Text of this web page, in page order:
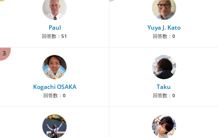
Paul
回答数： 51
Yuya J. Kato
回答数： 0
3
Kogachi OSAKA
回答数： 0
Taku
回答数： 0